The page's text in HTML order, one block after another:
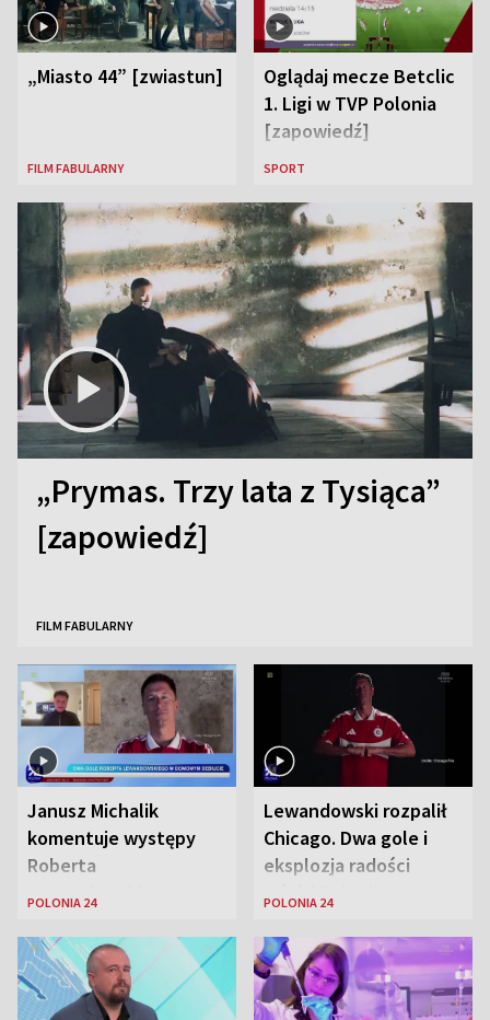
„Miasto 44” [zwiastun]
FILM FABULARNY
Oglądaj mecze Betclic
1. Ligi w TVP Polonia
[zapowiedź]
SPORT
„Prymas. Trzy lata z Tysiąca”
[zapowiedź]
FILM FABULARNY
Janusz Michalik
komentuje występy
Roberta
Lewandowskiego w
Zjednoczonych
POLONIA 24
Lewandowski rozpalił
Chicago. Dwa gole i
eksplozja radości
wśród Polonii
POLONIA 24